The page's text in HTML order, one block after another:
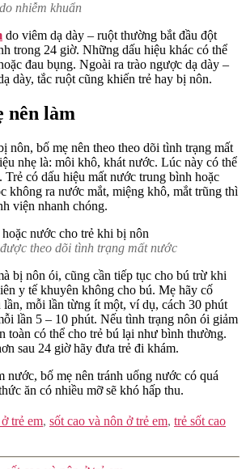
nhiễm khuẩn
do viêm dạ dày – ruột thường bắt đầu đột
trong 24 giờ. Những dấu hiệu khác có thể
đau bụng. Ngoài ra trào ngược dạ dày –
dày, tắc ruột cũng khiến trẻ hay bị nôn.
nên làm
nôn, bố mẹ nên theo theo dõi tình trạng mất
nhẹ là: môi khô, khát nước. Lúc này có thể
Trẻ có dấu hiệu mất nước trung bình hoặc
không ra nước mắt, miệng khô, mắt trũng thì
viện nhanh chóng.
theo dõi tình trạng mất nước
bị nôn ói, cũng cần tiếp tục cho bú trừ khi
y tế khuyên không cho bú. Mẹ hãy cố
lần, mỗi lần từng ít một, ví dụ, cách 30 phút
lần 5 – 10 phút. Nếu tình trạng nôn ói giảm
toàn có thể cho trẻ bú lại như bình thường.
sau 24 giờ hãy đưa trẻ đi khám.
nước, bố mẹ nên tránh uống nước có quá
ăn có nhiều mỡ sẽ khó hấp thu.
trẻ em, sốt cao và nôn ở trẻ em, trẻ sốt cao